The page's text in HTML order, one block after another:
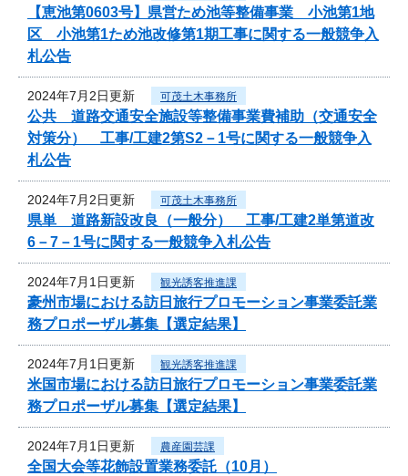
【恵池第0603号】県営ため池等整備事業 小池第1地
区 小池第1ため池改修第1期工事に関する一般競争入
札公告
2024年7月2日更新 可茂土木事務所
公共 道路交通安全施設等整備事業費補助（交通安全
対策分） 工事/工建2第S2－1号に関する一般競争入
札公告
2024年7月2日更新 可茂土木事務所
県単 道路新設改良（一般分） 工事/工建2単第道改
6－7－1号に関する一般競争入札公告
2024年7月1日更新 観光誘客推進課
豪州市場における訪日旅行プロモーション事業委託業
務プロポーザル募集【選定結果】
2024年7月1日更新 観光誘客推進課
米国市場における訪日旅行プロモーション事業委託業
務プロポーザル募集【選定結果】
2024年7月1日更新 農産園芸課
全国大会等花飾設置業務委託（10月）